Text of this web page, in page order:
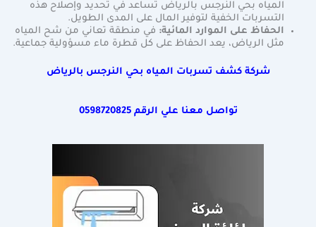
المياه بحي النرجس بالرياض تساعد في تحديد وإصلاح هذه
التسربات الخفية لتوفير المال على المدى الطويل.
الحفاظ على الموارد المائية: في منطقة تعاني من شح المياه
مثل الرياض، يعد الحفاظ على كل قطرة ماء مسؤولية جماعية.
شركة كشف تسربات المياه بحي النرجس بالرياض
تواصل معنا علي الرقم0598720825